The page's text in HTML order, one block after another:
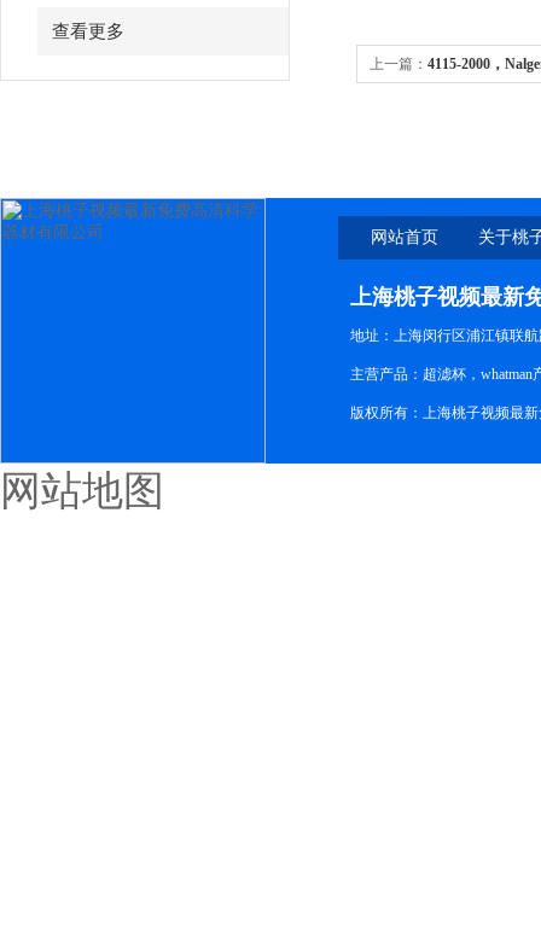
查看更多
上一篇： 4115-2000，
网站首页 关于桃
新免
上海桃子视频最新
地址：上海闵行区浦江镇联航
主营产品：超滤杯，
版权所有：上海桃子视频最
网站地图